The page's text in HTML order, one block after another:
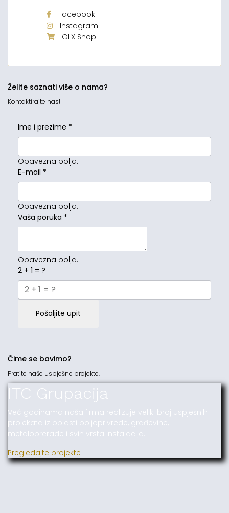
Facebook
Instagram
OLX Shop
Želite saznati više o nama?
Kontaktirajte nas!
Ime i prezime *
Obavezna polja.
E-mail *
Obavezna polja.
Vaša poruka *
Obavezna polja.
2 + 1 = ?
Pošaljite upit
Čime se bavimo?
Pratite naše uspješne projekte.
ITC Grupacija
Već godinama naša firma realizuje veliki broj uspješnih
projekata iz oblasti poljoprivrede, građevine,
metaloprerade i svih vrsta instalacija.
Pregledajte projekte